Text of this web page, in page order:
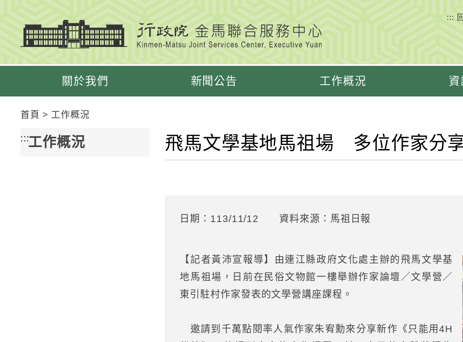
block
:::
關於我們 新聞公告 工作概況 資
首頁 工作概況
:::工作概況 飛馬文學基地馬祖場 多位作家分
日期：113/11/12 資料來源：馬祖日報
【記者黃沛宣報導】由連江縣政府文化處主辦的飛馬文學基
地馬祖場，日前在民俗文物館一樓舉辦作家論壇／文學營／
東引駐村作家發表的文學營講座課程。
邀請到千萬點閱率人氣作家朱宥勳來分享新作《只能用4H